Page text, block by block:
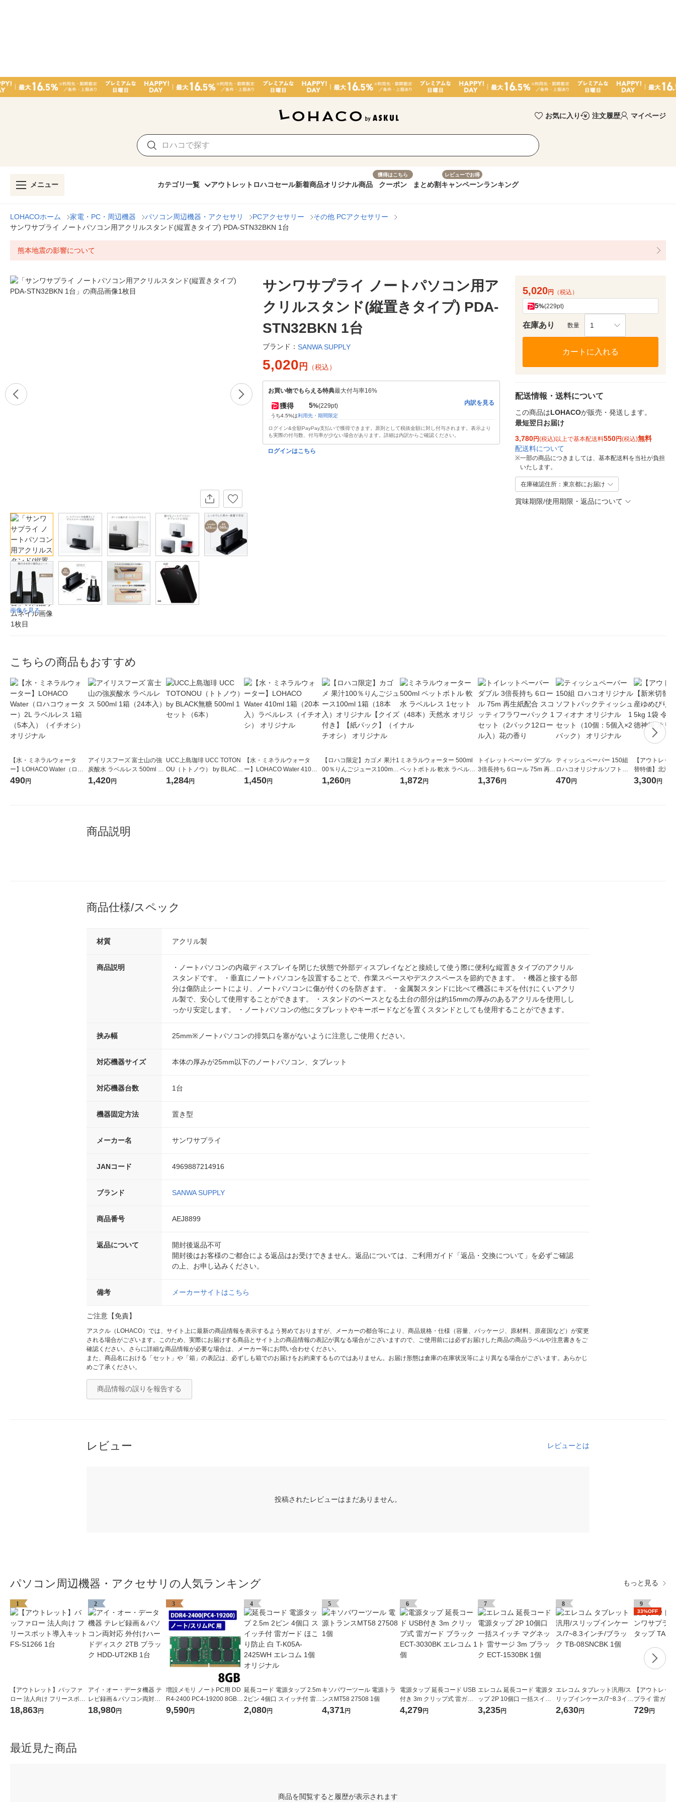
お気に入り 注文履歴 マイページ
メニュー カテゴリ一覧 アウトレット ロハコセール新着商品オリジナル商品
獲得はこちら
クーポン まとめ割
レビューでお得
キャンペーンランキング
LOHACOホーム 家電・PC・周辺機器 パソコン周辺機器・アクセサリ PCアクセサリー
その他 PCアクセサリー
サンワサプライ ノートパソコン用アクリルスタンド(縦置きタイプ) PDA-STN32BKN 1台
熊本地震の影響について
画像を見る
サンワサプライ ノートパソコン用ア
クリルスタンド(縦置きタイプ) PDA-
STN32BKN 1台
ブランド： SANWA SUPPLY
5,020 円 （税込）
お買い物でもらえる特典最大付与率16%
獲得 5%(229pt)
うち4.5%は利用先・期間限定
内訳を見る
ログイン&全額PayPay支払いで獲得できます。原則として税抜金額に対し付与されます。表示より
も実際の付与数、付与率が少ない場合があります。詳細は内訳からご確認ください。
ログインはこちら
5,020円 （税込）
5%(229pt)
在庫あり 数量 1
カートに入れる
配送情報・送料について
この商品はLOHACOが販売・発送します。
最短翌日お届け
3,780円(税込)以上で基本配送料550円(税込)無料
配送料について
※一部の商品につきましては、基本配送料を当社が負担
いたします。
在庫確認住所：東京都にお届け
賞味期限/使用期限・返品について
こちらの商品もおすすめ
【水・ミネラルウォータ
ー】LOHACO Water（ロハ
コウォーター）2L ラベルレ
490円
アイリスフーズ 富士山の強
炭酸水 ラベルレス 500ml 1
箱（24本入）
1,420円
UCC上島珈琲 UCC TOTON
OU（トトノウ） by BLACK
無糖 500ml 1セット（6本）
1,284円
【水・ミネラルウォータ
ー】LOHACO Water 410ml
1箱（20本入）ラベルレス
（イチオシ） オリジナル
1,450円
【ロハコ限定】カゴメ 果汁1
00％りんごジュース100ml 1
箱（18本入）オリジナル
【クイズ付き】【紙パッ
1,260円
ミネラルウォーター 500ml
ペットボトル 軟水 ラベルレ
ス 1セット（48本）天然水
オリジナル
1,872円
トイレットペーパー ダブル
3倍長持ち 6ロール 75m 再生
紙配合 スコッティフラワー
パック 1セット（2パック12
1,376円
ティッシュペーパー 150組
ロハコオリジナルソフトパ
ックティッシュ フィオナ オ
470円
【アウトレッ
替特価】北海
か 無洗米 5kg
米 木徳神糧 オ
3,300円
商品説明
商品仕様/スペック
材質 アクリル製
商品説明
・ノートパソコンの内蔵ディスプレイを閉じた状態で外部ディスプレイなどと接続して使う際に便利な縦置きタイプのアクリル
スタンドです。 ・垂直にノートパソコンを設置することで、作業スペースやデスクスペースを節約できます。 ・機器と接する部
分は傷防止シートにより、ノートパソコンに傷が付くのを防ぎます。 ・金属製スタンドに比べて機器にキズを付けにくいアクリ
ル製で、安心して使用することができます。 ・スタンドのベースとなる土台の部分は約15mmの厚みのあるアクリルを使用しし
っかり安定します。 ・ノートパソコンの他にタブレットやキーボードなどを置くスタンドとしても使用することができます。
挟み幅 25mm※ノートパソコンの排気口を塞がないように注意しご使用ください。
対応機器サイズ 本体の厚みが25mm以下のノートパソコン、タブレット
対応機器台数 1台
機器固定方法 置き型
メーカー名 サンワサプライ
JANコード 4969887214916
ブランド SANWA SUPPLY
商品番号 AEJ8899
返品について
開封後返品不可
開封後はお客様のご都合による返品はお受けできません。返品については、ご利用ガイド「返品・交換について」を必ずご確認
の上、お申し込みください。
備考 メーカーサイトはこちら
ご注意【免責】
アスクル（LOHACO）では、サイト上に最新の商品情報を表示するよう努めておりますが、メーカーの都合等により、商品規格・仕様（容量、パッケージ、原材料、原産国など）が変更
される場合がございます。このため、実際にお届けする商品とサイト上の商品情報の表記が異なる場合がございますので、ご使用前には必ずお届けした商品の商品ラベルや注意書きをご
確認ください。さらに詳細な商品情報が必要な場合は、メーカー等にお問い合わせください。
また、商品名における「セット」や「箱」の表記は、必ずしも箱でのお届けをお約束するものではありません。お届け形態は倉庫の在庫状況等により異なる場合がございます。あらかじ
めご了承ください。
商品情報の誤りを報告する
レビュー レビューとは
投稿されたレビューはまだありません。
パソコン周辺機器・アクセサリの人気ランキング もっと見る
1
【アウトレット】バッファ
ロー 法人向け フリースポッ
ト導入キット FS-S1266 1台
18,863円
2
アイ・オー・データ機器 テ
レビ録画＆パソコン両対応
外付けハードディスク 2TB
ブラック HDD-UT2KB 1台
18,980円
3
増設メモリ ノートPC用 DD
R4-2400 PC4-19200 8GB S.
O.DIMM エレコム 1個
9,590円
4
延長コード 電源タップ 2.5m
2ピン 4個口 スイッチ付 雷ガ
ード ほこり防止 白 T-K05A-
2425WH エレコム 1個 オリ
2,080円
5
キソパワーツール 電源トラ
ンスMT58 27508 1個
4,371円
6
電源タップ 延長コード USB
付き 3m クリップ式 雷ガー
ド ブラック ECT-3030BK エ
レコム 1個
4,279円
7
エレコム 延長コード 電源タ
ップ 2P 10個口 一括スイッ
チ マグネット 雷サージ 3m
ブラック ECT-1530BK 1個
3,235円
8
エレコム タブレット汎用/ス
リップインケース/7~8.3イン
チ/ブラック TB-08SNCBK 1
個
2,630円
9
33%OFF
【アウトレッ
プライ 雷ガー
SP224 1個
729円
最近見た商品
商品を閲覧すると履歴が表示されます